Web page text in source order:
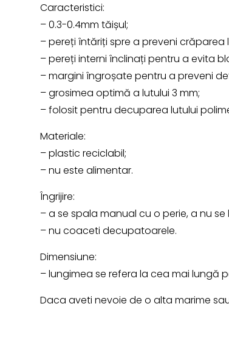
Caracteristici:
– 0.3-0.4mm tăișul;
– pereți întăriți spre a preveni crăparea
– pereți interni înclinați pentru a evita
– margini îngroșate pentru a preveni
– grosimea optimă a lutului 3 mm;
– folosit pentru decuparea lutului
Materiale:
– plastic reciclabil;
– nu este alimentar.
Îngrijire:
– a se spala manual cu o perie, a nu se
– nu coaceti decupatoarele.
Dimensiune:
– lungimea se refera la cea mai lungă
Daca aveti nevoie de o alta marime